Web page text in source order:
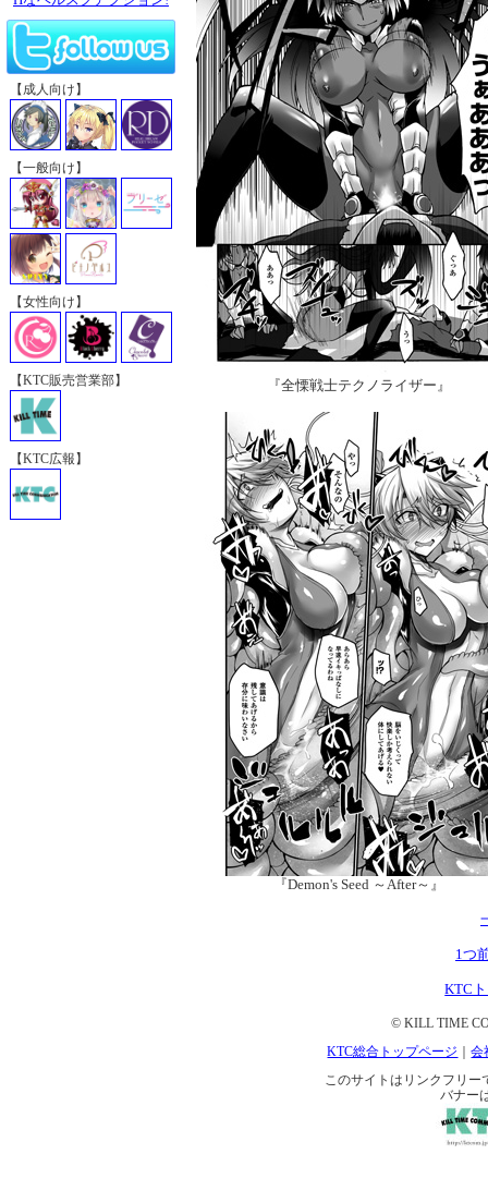
【成人向け】
【一般向け】
【女性向け】
【KTC販売営業部】
【KTC広報】
『全慄戦士テクノライザー』
『Demon's Seed ～After～』
1つ
KTC
© KILL TIME
KTC総合トップページ
｜会
このサイトはリンクフリー
バナー